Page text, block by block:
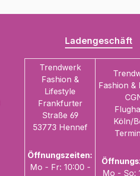
Ladengeschäft
Trendwerk
Fashion &
Lifestyle
Frankfurter
Straße 69
53773 Hennef
Öffnungszeiten:
Mo - Fr: 10:00 -
Fashion &
Köln/
Mo - So: